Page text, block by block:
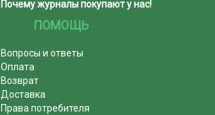
Почему журналы покупают у нас!
ПОМОЩЬ
Вопросы и ответы
Оплата
Возврат
Доставка
Права потребителя